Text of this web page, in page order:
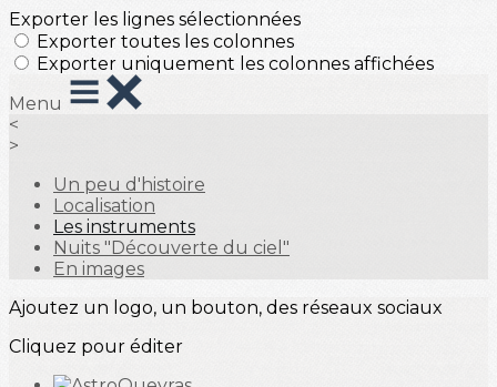
Exporter les lignes sélectionnées
Exporter toutes les colonnes
Exporter uniquement les colonnes affichées
Menu
<
>
Un peu d'histoire
Localisation
Les instruments
Nuits "Découverte du ciel"
En images
Ajoutez un logo, un bouton, des réseaux sociaux
Cliquez pour éditer